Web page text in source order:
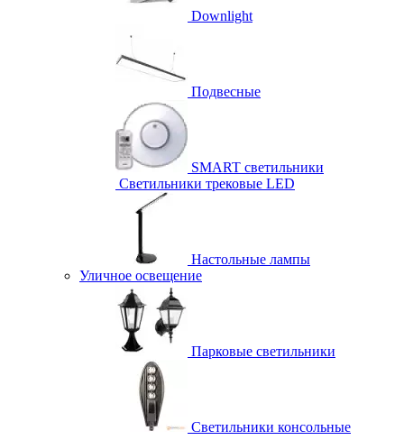
Downlight
Подвесные
SMART светильники
Светильники трековые LED
Настольные лампы
Уличное освещение
Парковые светильники
Светильники консольные